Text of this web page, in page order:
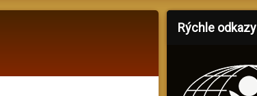
Rýchle odkazy